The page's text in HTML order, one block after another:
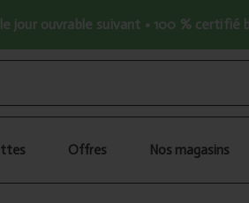
jour ouvrable suivant • 100 % certifié
Offres Nos magasins